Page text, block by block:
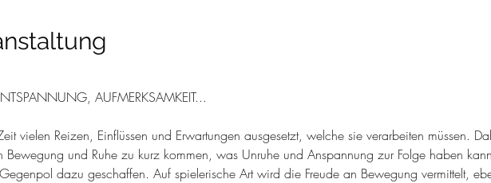
AUFMERKSAMKEIT...
vielen Reizen, Einflüssen und Erwartungen ausgesetzt, welche sie verarbeiten müssen.
Bewegung und Ruhe zu kurz kommen, was Unruhe und Anspannung zur Folge haben
dazu geschaffen. Auf spielerische Art wird die Freude an Bewegung vermittelt,